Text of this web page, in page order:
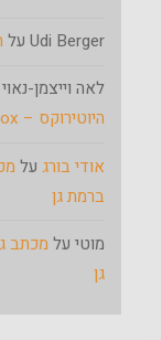
Udi Berger על
לאה וייצמן-נאוי
היוטירוקס – Euthyrox
אודי בורג על
ברמת גן
מוטי על מכתב
גן